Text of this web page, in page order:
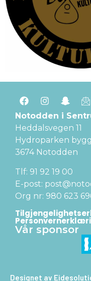
Notodden i
Heddalsvegen 11
Hydroparken
3674 Notodden
Tlf: 91 92 19 00
E-post:
Org nr: 980 623
Vår sponsor
Designet av